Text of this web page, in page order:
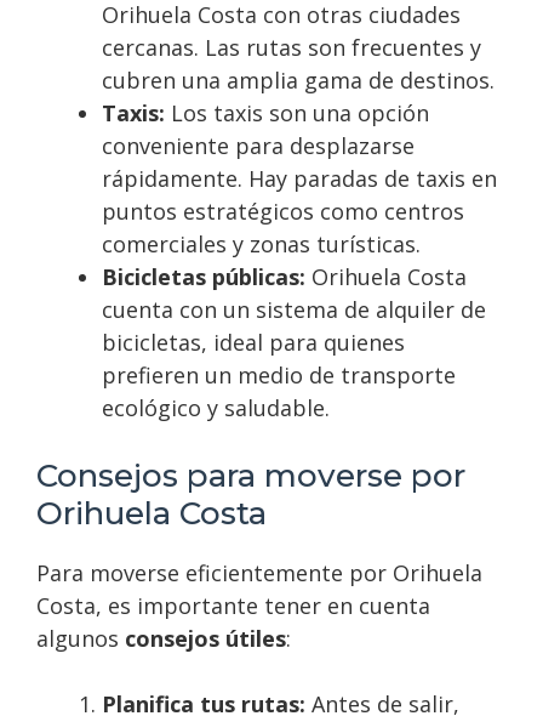
Orihuela Costa con otras ciudades
cercanas. Las rutas son frecuentes y
cubren una amplia gama de destinos.
Taxis: Los taxis son una opción
conveniente para desplazarse
rápidamente. Hay paradas de taxis en
puntos estratégicos como centros
comerciales y zonas turísticas.
Bicicletas públicas: Orihuela Costa
cuenta con un sistema de alquiler de
bicicletas, ideal para quienes
prefieren un medio de transporte
ecológico y saludable.
Consejos para moverse por
Orihuela Costa
Para moverse eficientemente por Orihuela
Costa, es importante tener en cuenta
algunos consejos útiles:
Planifica tus rutas: Antes de salir,